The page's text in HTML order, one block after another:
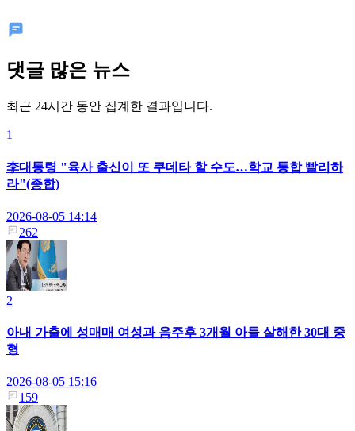
댓글 많은 뉴스
최근 24시간 동안 집계한 결과입니다.
1
李대통령 "육사 출신이 또 쿠데타 할 수도…학교 통합 빨리하
라"(종합)
2026-08-05 14:14
262
2
아내 가출에 성매매 여성과 음주후 3개월 아들 살해한 30대 중
형
2026-08-05 15:16
159